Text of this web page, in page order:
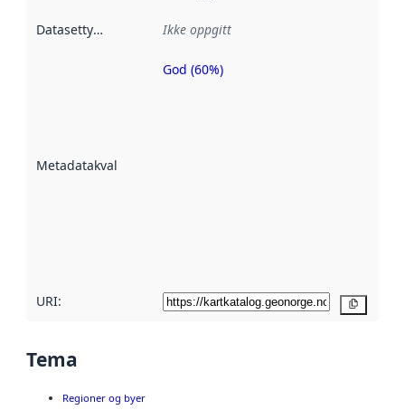
Datasettype Ikke oppgitt
Metadatakvalitet
Metadatakvalitet
God (60%)
URI:
Tema
Regioner og byer